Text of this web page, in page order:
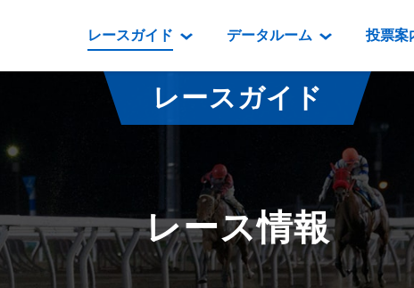
レースガイド
レース情報
払戻金一覧
騎手成績表
馬番成績表
番組
データルーム
データルーム
騎手・調教師紹介
坂路調教映像
遠征馬情報
映像コンテンツ
重賞競走VTR
重賞競走参考VTR
レースダイジェス
新馬ダイジェスト
投票案
門別競馬場情報
門別競馬場グ
とねっこ
いずみ食堂
ルンビニ
勝馬屋
レースガイド
レース情報